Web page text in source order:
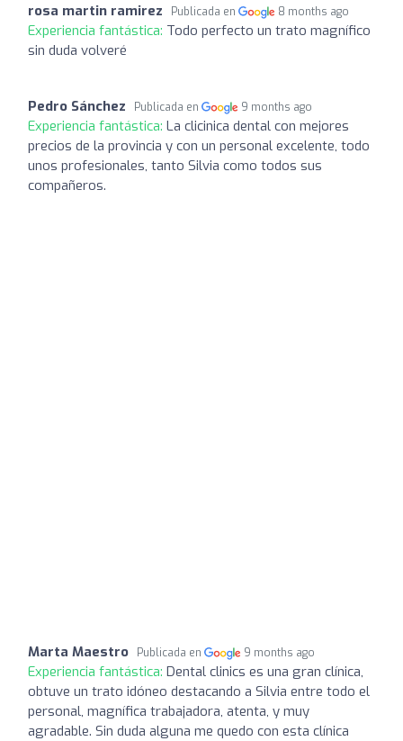
rosa martin ramirez Publicada en 8 months ago
Experiencia fantástica: Todo perfecto un trato magnífico
sin duda volveré
Pedro Sánchez Publicada en 9 months ago
Experiencia fantástica: La clicinica dental con mejores
precios de la provincia y con un personal excelente, todo
unos profesionales, tanto Silvia como todos sus
compañeros.
Marta Maestro Publicada en 9 months ago
Experiencia fantástica: Dental clinics es una gran clínica,
obtuve un trato idóneo destacando a Silvia entre todo el
personal, magnífica trabajadora, atenta, y muy
agradable. Sin duda alguna me quedo con esta clínica